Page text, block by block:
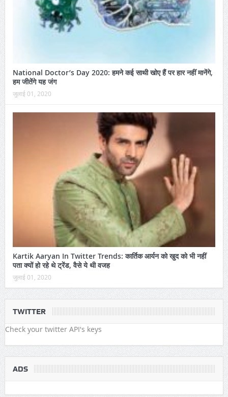
National Doctor’s Day 2020: हमने कई साथी खोए हैं पर हार नहीं मानेंगे,
हम जीतेंगे यह जंग
जुलाई 01, 2020
Kartik Aaryan In Twitter Trends: कार्तिक आर्यन को खुद को भी नहीं
पता क्यों हो रहे थे ट्रेंड, वैसे ये थी वजह
जुलाई 01, 2020
TWITTER
Check your twitter API's keys
ADS